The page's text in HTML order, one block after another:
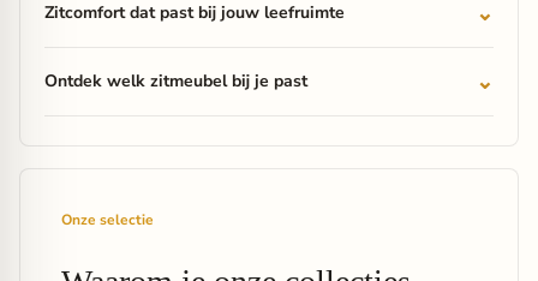
Zitcomfort dat past bij jouw leefruimte
Ontdek welk zitmeubel bij je past
Onze selectie